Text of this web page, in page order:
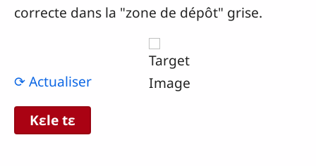
correcte dans la "zone de dépôt" grise.
⟳ Actualiser